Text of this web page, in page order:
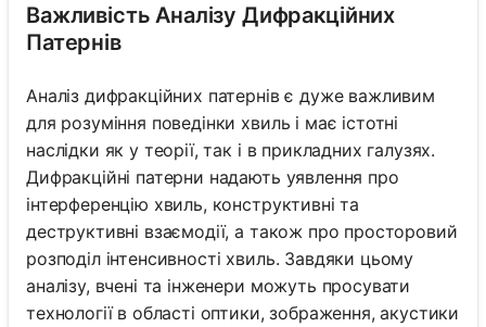
Важливість Аналізу Дифракційних
Патернів
Аналіз дифракційних патернів є дуже важливим
для розуміння поведінки хвиль і має істотні
наслідки як у теорії, так і в прикладних галузях.
Дифракційні патерни надають уявлення про
інтерференцію хвиль, конструктивні та
деструктивні взаємодії, а також про просторовий
розподіл інтенсивності хвиль. Завдяки цьому
аналізу, вчені та інженери можуть просувати
технології в області оптики, зображення, акустики